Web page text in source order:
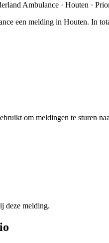
Ambulance · Houten ·
een melding in Houten. In
om meldingen te sturen
deze melding.